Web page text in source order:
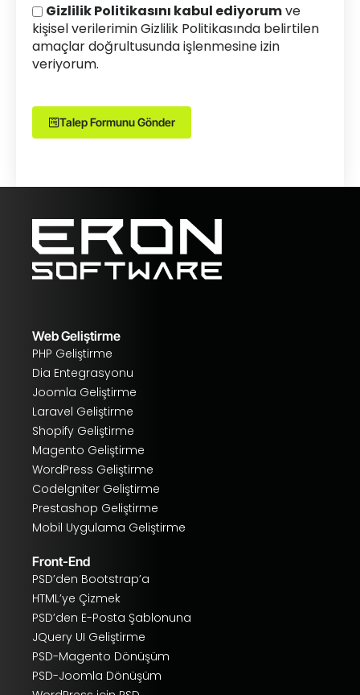
Gizlilik Politikasını kabul ediyorumve
kişisel verilerimin Gizlilik Politikasında belirtilen
amaçlar doğrultusunda işlenmesine izin
veriyorum.
Talep Formunu Gönder
Web Geliştirme
PHP Geliştirme
Dia Entegrasyonu
Joomla Geliştirme
Laravel Geliştirme
Shopify Geliştirme
Magento Geliştirme
WordPress Geliştirme
Codelgniter Geliştirme
Prestashop Geliştirme
Mobil Uygulama Geliştirme
Front-End
PSD’den Bootstrap’a
HTML’ye Çizmek
PSD’den E-Posta Şablonuna
JQuery UI Geliştirme
PSD-Magento Dönüşüm
PSD-Joomla Dönüşüm